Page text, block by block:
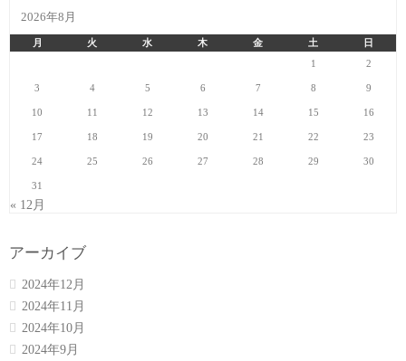
2026年8月
月 火 水 木 金 土
日
1
2
3 4 5 6 7 8 9
10 11 12 13 14 15 16
17 18 19 20 21 22 23
24 25 26 27 28 29 30
31
« 12月
アーカイブ
2024年12月
2024年11月
2024年10月
2024年9月